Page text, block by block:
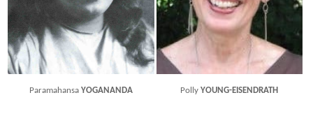
ParamahansaYOGANANDA PollyYOUNG-EISENDRATH